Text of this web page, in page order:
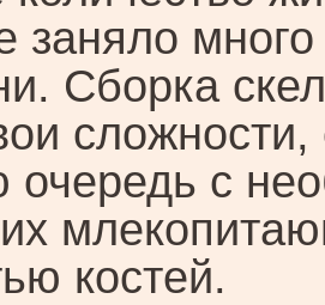
заняло
Сборка
сложности,
очередь с
костей.